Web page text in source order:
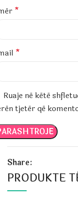
*
*
Ruaje në këtë
tjetër që
Share:
PRODUKTE